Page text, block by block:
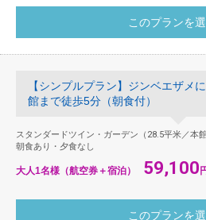
【シンプルプラン】ジンベエザメ
館まで徒歩5分（朝食付）
スタンダードツイン・ガーデン（28.5平米／本館
朝食あり・夕食なし
大人1名様（航空券＋宿泊） 59,100